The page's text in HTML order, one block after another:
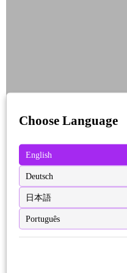
Choose Language
English
Deutsch
日本語
Português